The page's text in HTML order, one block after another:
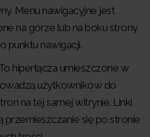
Menu nawigacyjne jest
na górze lub na boku strony
punktu nawigacji.
hiperłącza umieszczone w
użytkowników do
na tej samej witrynie. Linki
przemieszczanie się po stronie